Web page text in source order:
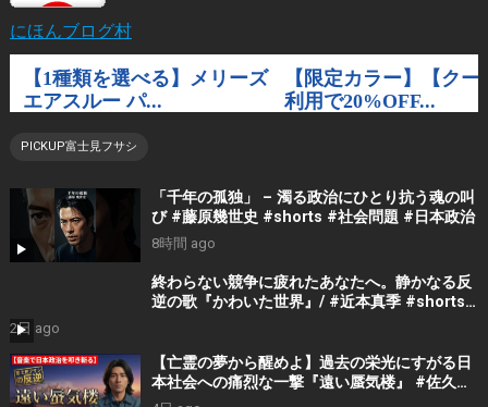
にほんブログ村
PICKUP富士見フサシ
「千年の孤独」 – 濁る政治にひとり抗う魂の叫
び #藤原幾世史 #shorts #社会問題 #日本政治
8時間 ago
終わらない競争に疲れたあなたへ。静かなる反
逆の歌『かわいた世界』/ #近本真季 #shorts
2日 ago
【亡霊の夢から醒めよ】過去の栄光にすがる日
本社会への痛烈な一撃『遠い蜃気楼』 #佐久間
隼人